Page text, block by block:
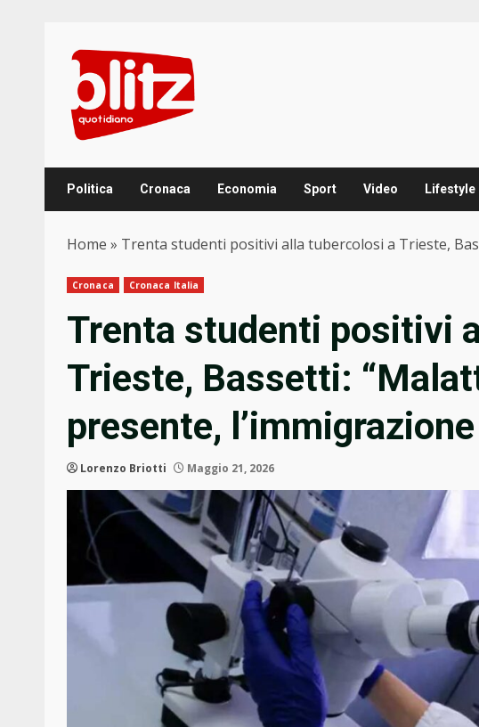
content
Politica Cronaca Economia Sport Video Lifestyle
Home » Trenta studenti positivi alla tubercolosi a Trieste,
Cronaca Cronaca Italia
Trenta studenti positivi
Trieste, Bassetti:
presente,
Lorenzo Briotti Maggio 21, 2026